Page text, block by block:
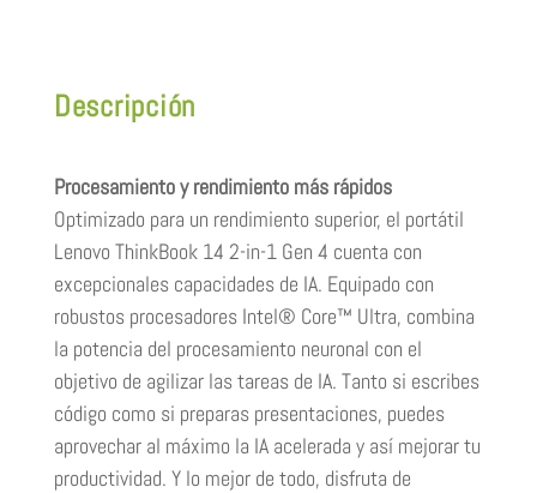
Descripción
Procesamiento y rendimiento más rápidos
Optimizado para un rendimiento superior, el portátil
Lenovo ThinkBook 14 2-in-1 Gen 4 cuenta con
excepcionales capacidades de IA. Equipado con
robustos procesadores Intel® Core™ Ultra, combina
la potencia del procesamiento neuronal con el
objetivo de agilizar las tareas de IA. Tanto si escribes
código como si preparas presentaciones, puedes
aprovechar al máximo la IA acelerada y así mejorar tu
productividad. Y lo mejor de todo, disfruta de